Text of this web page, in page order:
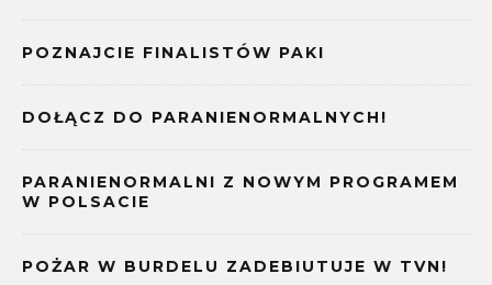
POZNAJCIE FINALISTÓW PAKI
DOŁĄCZ DO PARANIENORMALNYCH!
PARANIENORMALNI Z NOWYM PROGRAMEM
W POLSACIE
POŻAR W BURDELU ZADEBIUTUJE W TVN!